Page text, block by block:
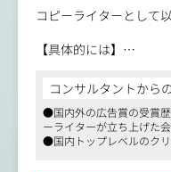
コピーライターとして
【具体的には】
略策定、コピーライテ
・都市開発や商品開発
築、コピーライティン
コンサルタントから
●国内外の広告賞の受賞
ーライターが立ち上げた
●国内トップレベルのク